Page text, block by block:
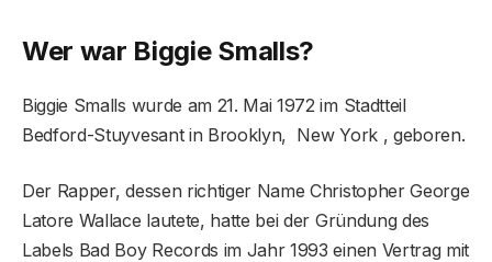
Wer war Biggie Smalls?
Biggie Smalls wurde am 21. Mai 1972 im Stadtteil
Bedford-Stuyvesant in Brooklyn, New York , geboren.
Der Rapper, dessen richtiger Name Christopher George
Latore Wallace lautete, hatte bei der Gründung des
Labels Bad Boy Records im Jahr 1993 einen Vertrag mit